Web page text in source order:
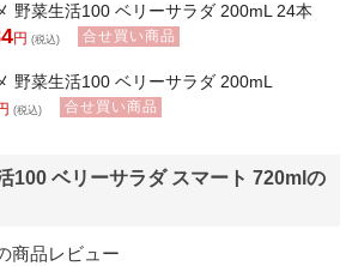
野菜生活100 ベリーサラダ 200mL 24本
円 (税込) 合せ買い商品
野菜生活100 ベリーサラダ 200mL
(税込) 合せ買い商品
100 ベリーサラダ スマート 720mlの
商品レビュー